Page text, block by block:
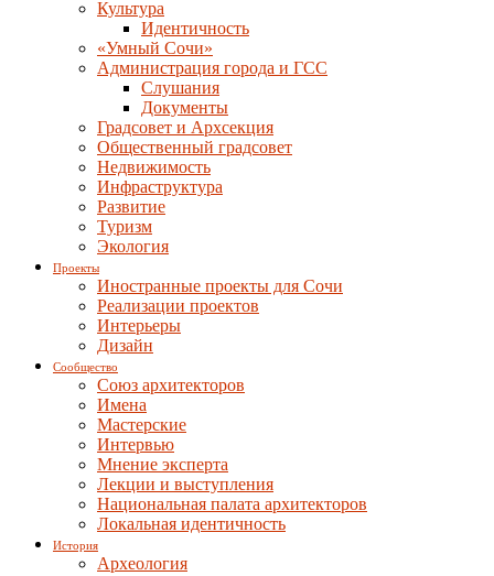
Культура
Идентичность
«Умный Сочи»
Администрация города и ГСС
Слушания
Документы
Градсовет и Архсекция
Общественный градсовет
Недвижимость
Инфраструктура
Развитие
Туризм
Экология
Проекты
Иностранные проекты для Сочи
Реализации проектов
Интерьеры
Дизайн
Сообщество
Союз архитекторов
Имена
Мастерские
Интервью
Мнение эксперта
Лекции и выступления
Национальная палата архитекторов
Локальная идентичность
История
Археология